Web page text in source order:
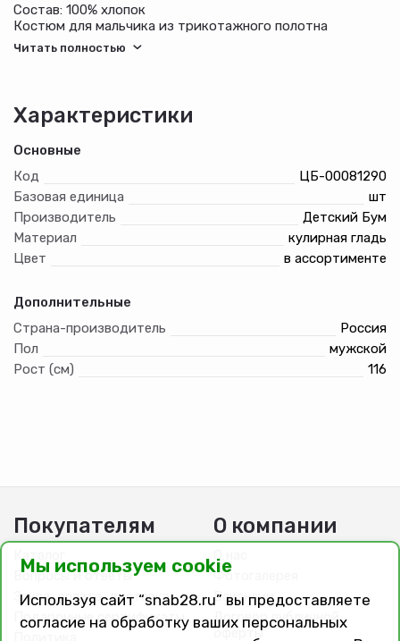
Состав: 100% хлопок
Костюм для мальчика из трикотажного полотна
"кулирка", состоящий из футболки и брюк. Футболка -
полочке, выполненным методом шелкографии. Брюки - из
полотна в клетку, на притачном поясе с эластичной
окантованными входами
Характеристики
Основные
Код
ЦБ-00081290
Базовая единица
шт
Производитель
Детский Бум
Материал
кулирная гладь
Цвет
в ассортименте
Дополнительные
Страна-производитель
Россия
Пол
мужской
Рост (см)
116
Покупателям
Каталог
Вопросы и ответы
Заказ, оплата, доставка
Подарочные сертификаты
О компании
О нас
Фотогалерея
Вакансии
Договор публичной
оферты
Мы используем cookie
Используя сайт “snab28.ru” вы предоставляете
согласие на обработку ваших персональных